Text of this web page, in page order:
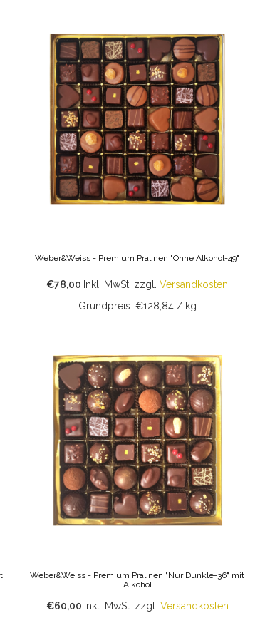
Weber&Weiss - Premium Pralinen "Ohne Alkohol-49"
€78,00 Inkl. MwSt. zzgl. Versandkosten
Grundpreis: €128,84 / kg
Weber&Weiss - Premium Pralinen "Nur Dunkle-36" mit
Alkohol
€60,00 Inkl. MwSt. zzgl. Versandkosten